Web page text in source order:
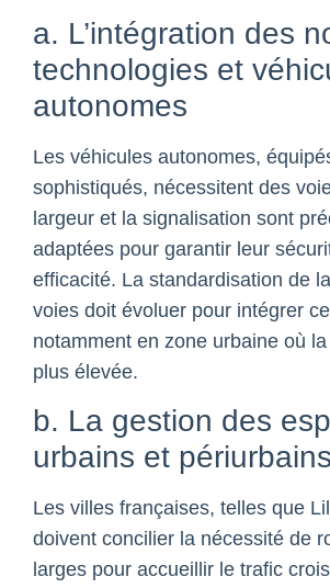
a. L’intégration des
technologies et
autonomes
Les véhicules autonomes,
sophistiqués, nécessitent des
largeur et la signalisation sont
adaptées pour garantir leur
efficacité. La standardisation de
voies doit évoluer pour intégrer
notamment en zone urbaine où
plus élevée.
b. La gestion des
urbains et périurbains
Les villes françaises, telles que
doivent concilier la nécessité de
larges pour accueillir le trafic